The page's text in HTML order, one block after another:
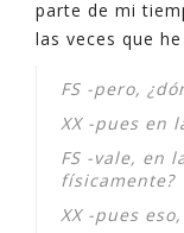
parte de mi
las veces que
FS -pero,
XX -pues en
FS -vale, en
físicamente?
XX -pues